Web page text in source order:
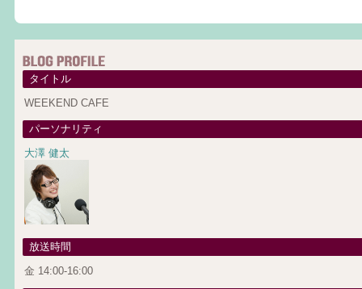
タイトル
WEEKEND CAFE
パーソナリティ
大澤 健太
放送時間
金 14:00-16:00